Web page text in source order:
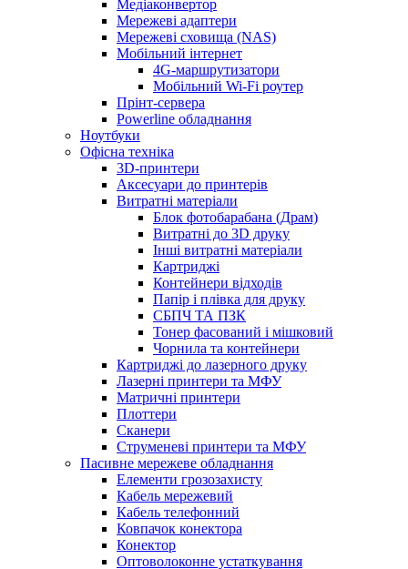
Медіаконвертор
Мережеві адаптери
Мережеві сховища (NAS)
Мобільний інтернет
4G-маршрутизатори
Мобільний Wi-Fi роутер
Прінт-сервера
Рowerline обладнання
Ноутбуки
Офісна техніка
3D-принтери
Аксесуари до принтерів
Витратні матеріали
Блок фотобарабана (Драм)
Витратні до 3D друку
Інші витратні матеріали
Картриджі
Контейнери відходів
Папір і плівка для друку
СБПЧ ТА ПЗК
Тонер фасований і мішковий
Чорнила та контейнери
Картриджі до лазерного друку
Лазерні принтери та МФУ
Матричні принтери
Плоттери
Сканери
Струменеві принтери та МФУ
Пасивне мережеве обладнання
Елементи грозозахисту
Кабель мережевий
Кабель телефонний
Ковпачок конектора
Конектор
Оптоволоконне устаткування